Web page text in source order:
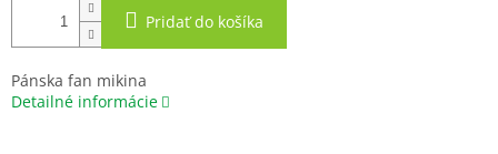
Pridať do košíka
Pánska fan mikina
Detailné informácie